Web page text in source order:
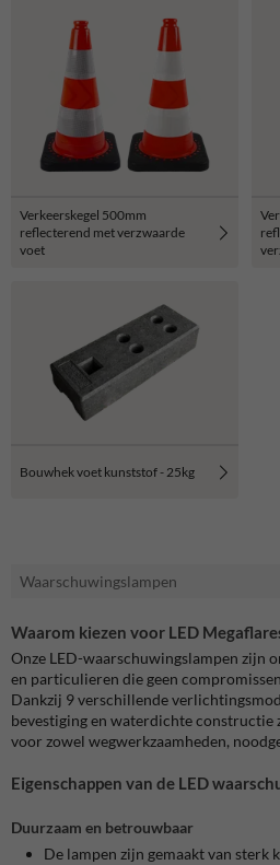
Verkeerskegel 500mm
reflecterend met verzwaarde
voet
Bouwhek voet kunststof - 25kg
Waarschuwingslampen
Waarom kiezen voor LED
Onze LED-waarschuwingslampen zijn
en particulieren die geen
Dankzij 9 verschillende
bevestiging en waterdichte constructie
voor zowel wegwerkzaamheden,
Eigenschappen van de LED
Duurzaam en betrouwbaar
De lampen zijn gemaakt van sterk